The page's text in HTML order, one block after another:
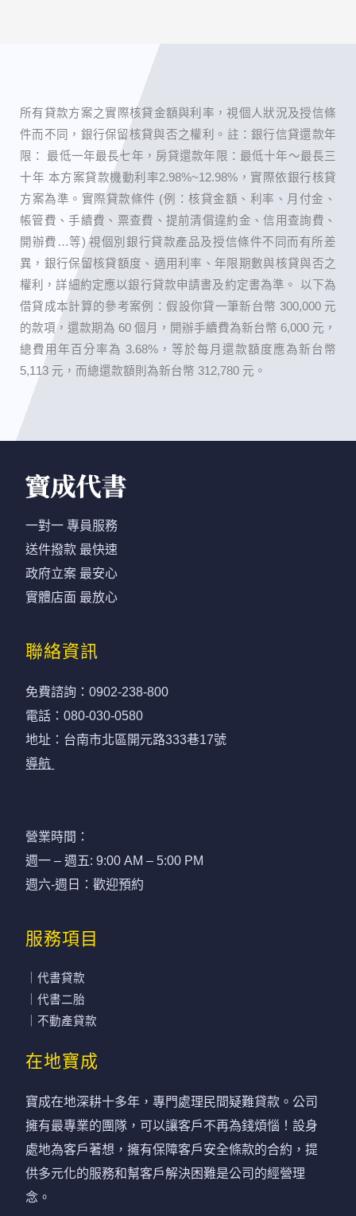
所有貸款方案之實際核貸金額與利率，視個人狀況及授信條
件而不同，銀行保留核貸與否之權利。 ​註：銀行信貸還款年
限： 最低一年最長七年，房貸還款年限：最低十年～最長三
十年 本方案貸款機動利率2.98%~12.98%，實際依銀行核貸
方案為準。實際貸款條件 (例：核貸金額、利率、月付金、
帳管費、手續費、票查費、提前清償違約金、信用查詢費、
開辦費…等) 視個別銀行貸款產品及授信條件不同而有所差
異，銀行保留核貸額度、適用利率、年限期數與核貸與否之
權利，詳細約定應以銀行貸款申請書及約定書為準。 以下為
借貸成本計算的參考案例：假設你貸一筆新台幣 300,000 元
的款項，還款期為 60 個月，開辦手續費為新台幣 6,000 元，
總費用年百分率為 3.68%，等於每月還款額度應為新台幣
5,113 元，而總還款額則為新台幣 312,780 元。
一對一 專員服務
送件撥款 最快速
政府立案 最安心
實體店面 最放心
聯絡資訊
免費諮詢：0902-238-800
電話：080-030-0580
地址：台南市北區開元路333巷17號
導航
營業時間：
週一 – 週五: 9:00 AM – 5:00 PM
週六-週日：歡迎預約
服務項目
｜代書貸款
｜代書二胎
｜不動產貸款
在地寶成
寶成在地深耕十多年，專門處理民間疑難貸款。公司
擁有最專業的團隊，可以讓客戶不再為錢煩惱！設身
處地為客戶著想，擁有保障客戶安全條款的合約，提
供多元化的服務和幫客戶解決困難是公司的經營理
念。